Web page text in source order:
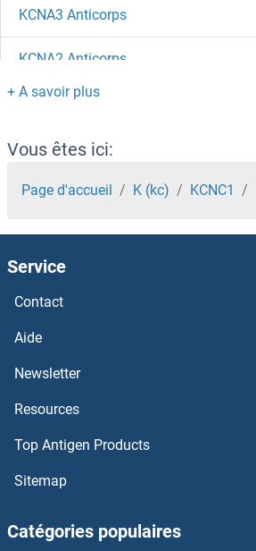
KCNA3 Anticorps
KCNA2 Anticorps
KCNA10 Anticorps
KCNA1 Anticorps
KCMF1 Anticorps
KCC2 Anticorps
KBTBD5 Anticorps
Kazrin Anticorps
Kazald1 Anticorps
KATNB1 Anticorps
KATNAL1 Anticorps
Vous êtes ici:
Page d'accueil K (kc) KCNC1
Service
Contact
Aide
Newsletter
Resources
Top Antigen Products
Sitemap
Catégories populaires